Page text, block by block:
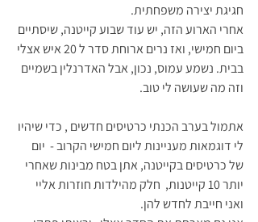
חגיגת יצירה משפחתית.
אחרי הארוע הזה, יש עוד שבוע קייטנה, שיסתיים
ביום חמישי, ואז נרים ארוחת סדר ל 20 איש אצלי
בבית. נשמע עמוס, נכון, אבל האדרנלין בשמיים
וזה מה שעושה לי טוב.
אתמול בערב הכנתי כרטיסים חדשים , כדי שיהיו
לי דוגמאות מעניינות ליום חמישי הקרוב -  יום
של כרטיסים בקייטנה, אתן בטח מבינות שאחרי
יותר 10 קייטנות,  חלק מהילדות חוזרות אליי
ואני חייבת לחדש להן.